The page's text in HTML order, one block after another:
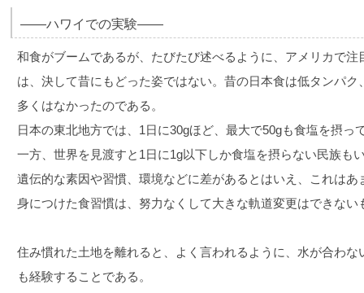
――ハワイでの実験――
和食がブームであるが、たびたび述べるように、アメリカで
は、決して昔にもどった姿ではない。昔の日本食は低タンパ
多くはなかったのである。
日本の東北地方では、1日に30gほど、最大で50gも食塩を摂っ
一方、世界を見渡すと1日に1g以下しか食塩を摂らない民族も
遺伝的な素因や習慣、環境などに差があるとはいえ、これは
身につけた食習慣は、努力なくして大きな軌道変更はできない
住み慣れた土地を離れると、よく言われるように、水が合わ
も経験することである。